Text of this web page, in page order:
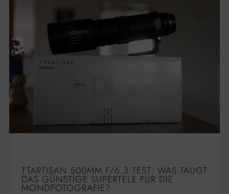
TTARTISAN 500MM F/6.3 TEST: WAS TAUGT
DAS GÜNSTIGE SUPERTELE FÜR DIE
MONDFOTOGRAFIE?